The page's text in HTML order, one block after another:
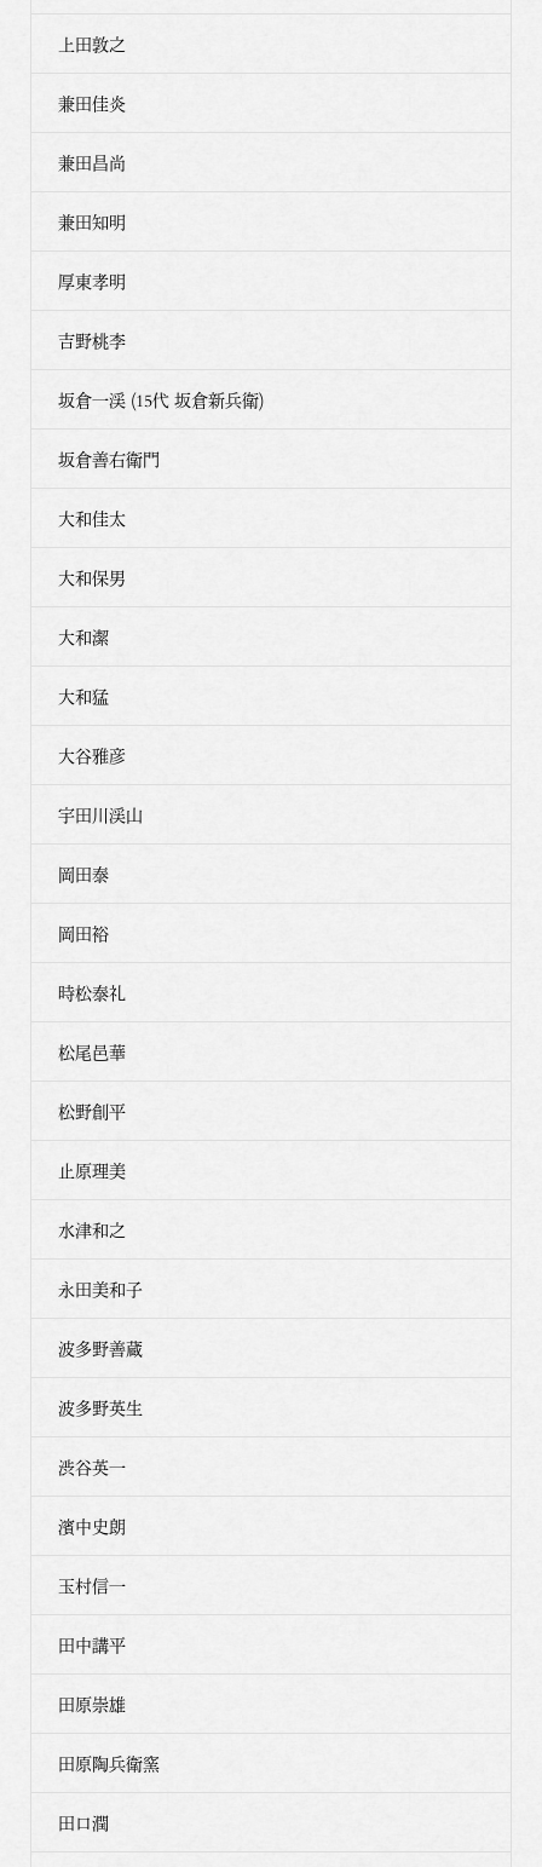
上田敦之
兼田佳炎
兼田昌尚
兼田知明
厚東孝明
吉野桃李
坂倉一渓 (15代 坂倉新兵衛)
坂倉善右衛門
大和佳太
大和保男
大和潔
大和猛
大谷雅彦
宇田川渓山
岡田泰
岡田裕
時松泰礼
松尾邑華
松野創平
止原理美
水津和之
永田美和子
波多野善蔵
波多野英生
渋谷英一
濱中史朗
玉村信一
田中講平
田原崇雄
田原陶兵衛窯
田口潤